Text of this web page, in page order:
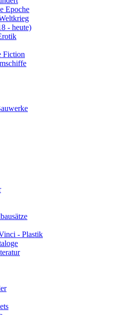
Epoche
- heute)
Fiction
- Plastik